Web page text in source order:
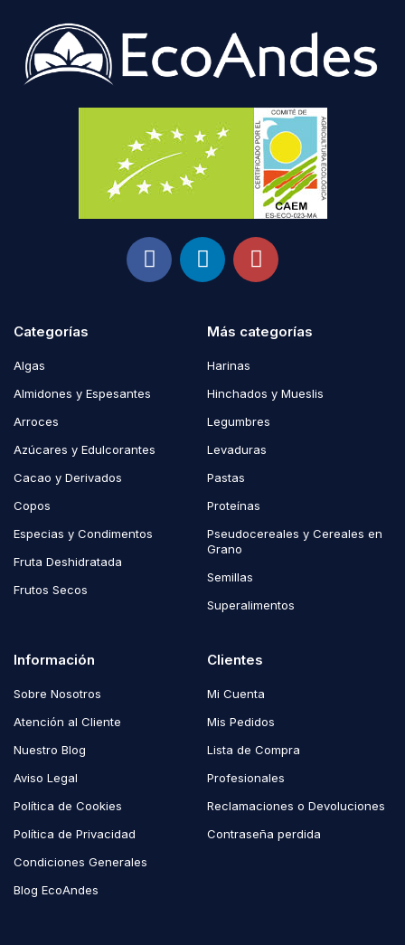
Categorías
Algas
Almidones y Espesantes
Arroces
Azúcares y Edulcorantes
Cacao y Derivados
Copos
Especias y Condimentos
Fruta Deshidratada
Frutos Secos
Más categorías
Harinas
Hinchados y Mueslis
Legumbres
Levaduras
Pastas
Proteínas
Pseudocereales y Cereales en
Grano
Semillas
Superalimentos
Información
Sobre Nosotros
Atención al Cliente
Nuestro Blog
Aviso Legal
Política de Cookies
Política de Privacidad
Condiciones Generales
Blog EcoAndes
Clientes
Mi Cuenta
Mis Pedidos
Lista de Compra
Profesionales
Reclamaciones o Devoluciones
Contraseña perdida